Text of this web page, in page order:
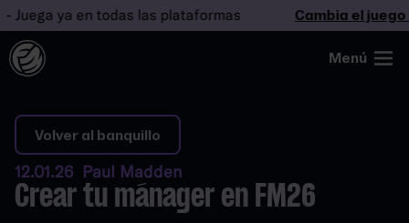
ya en todas las plataformas Cambia el juego -
Menú
Volver al banquillo
12.01.26 Paul Madden
Crear tu mánager en FM26